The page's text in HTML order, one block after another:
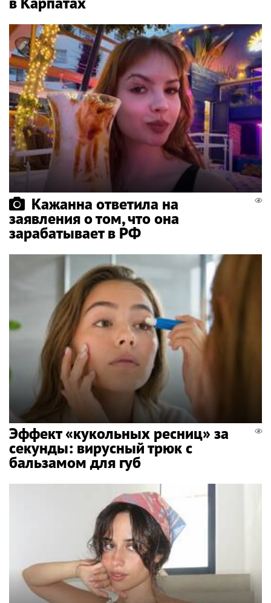
Кажанна ответила на
заявления о том, что она
зарабатывает в РФ
Эффект «кукольных ресниц» за
секунды: вирусный трюк с
бальзамом для губ